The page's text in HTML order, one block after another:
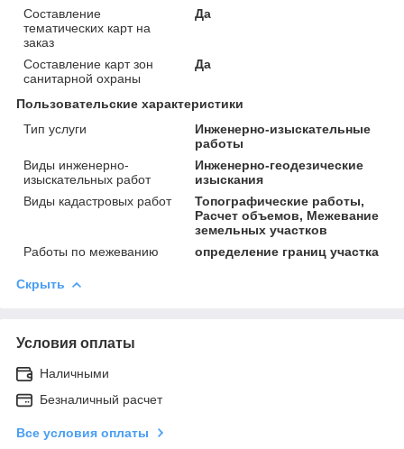
Составление
тематических карт на
заказ
Да
Составление карт зон
санитарной охраны
Да
Пользовательские характеристики
Тип услуги
Инженерно-изыскательные
работы
Виды инженерно-
изыскательных работ
Инженерно-геодезические
изыскания
Виды кадастровых работ
Топографические работы,
Расчет объемов, Межевание
земельных участков
Работы по межеванию
определение границ участка
Скрыть
Условия оплаты
Наличными
Безналичный расчет
Все условия оплаты